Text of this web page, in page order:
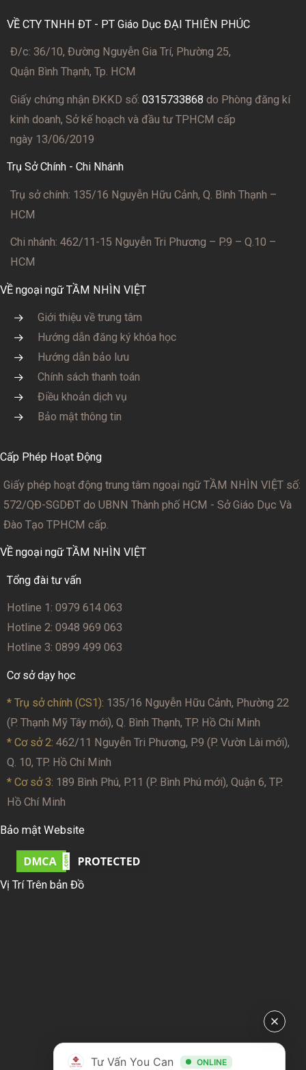
VỀ CTY TNHH ĐT - PT Giáo Dục ĐẠI THIÊN PHÚC
Đ/c: 36/10, Đường Nguyễn Gia Trí, Phường 25,
Quận Bình Thạnh, Tp. HCM
Giấy chứng nhận ĐKKD số: 0315733868 do Phòng đăng kí
kinh doanh, Sở kế hoạch và đầu tư TPHCM cấp
ngày 13/06/2019
Trụ Sở Chính - Chi Nhánh
Trụ sở chính: 135/16 Nguyễn Hữu Cảnh, Q. Bình Thạnh –
HCM
Chi nhánh: 462/11-15 Nguyễn Tri Phương – P.9 – Q.10 –
HCM
VỀ ngoại ngữ TẦM NHÌN VIỆT
Giới thiệu về trung tâm
Hướng dẫn đăng ký khóa học
Hướng dẫn bảo lưu
Chính sách thanh toán
Điều khoản dịch vụ
Bảo mật thông tin
Cấp Phép Hoạt Động
Giấy phép hoạt động trung tâm ngoại ngữ TẦM NHÌN VIỆT số:
572/QĐ-SGDĐT do UBNN Thành phố HCM - Sở Giáo Dục Và
Đào Tạo TPHCM cấp.
VỀ ngoại ngữ TẦM NHÌN VIỆT
Tổng đài tư vấn
Hotline 1: 0979 614 063
Hotline 2: 0948 969 063
Hotline 3: 0899 499 063
Cơ sở dạy học
* Trụ sở chính (CS1): 135/16 Nguyễn Hữu Cảnh, Phường 22
(P. Thạnh Mỹ Tây mới), Q. Bình Thạnh, TP. Hồ Chí Minh
* Cơ sở 2: 462/11 Nguyễn Tri Phương, P.9 (P. Vườn Lài mới),
Q. 10, TP. Hồ Chí Minh
* Cơ sở 3: 189 Bình Phú, P.11 (P. Bình Phú mới), Quận 6, TP.
Hồ Chí Minh
Bảo mật Website
Vị Trí Trên bản Đồ
Tư Vấn You Can ONLINE